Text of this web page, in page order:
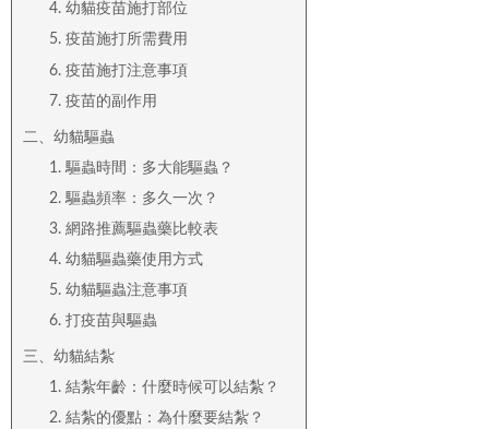
4. 幼貓疫苗施打部位
5. 疫苗施打所需費用
6. 疫苗施打注意事項
7. 疫苗的副作用
二、幼貓驅蟲
1. 驅蟲時間：多大能驅蟲？
2. 驅蟲頻率：多久一次？
3. 網路推薦驅蟲藥比較表
4. 幼貓驅蟲藥使用方式
5. 幼貓驅蟲注意事項
6. 打疫苗與驅蟲
三、幼貓結紮
1. 結紮年齡：什麼時候可以結紮？
2. 結紮的優點：為什麼要結紮？